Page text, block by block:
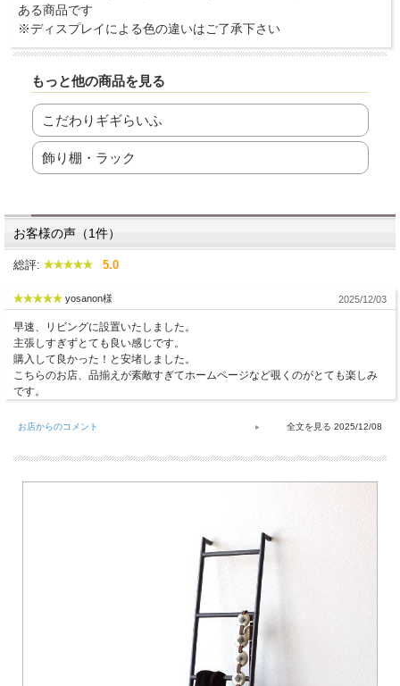
ある商品です
※ディスプレイによる色の違いはご了承下さい
もっと他の商品を見る
こだわりギギらいふ
飾り棚・ラック
お客様の声（1件）
総評: 5.0
yosanon様 2025/12/03
早速、リビングに設置いたしました。
主張しすぎずとても良い感じです。
購入して良かった！と安堵しました。
こちらのお店、品揃えが素敵すぎてホームページなど覗くのがとても楽しみ
です。
お店からのコメント 2025/12/08